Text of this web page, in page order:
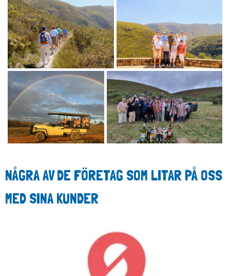
NÅGRA AV DE FÖRETAG SOM LITAR PÅ OSS
MED SINA KUNDER